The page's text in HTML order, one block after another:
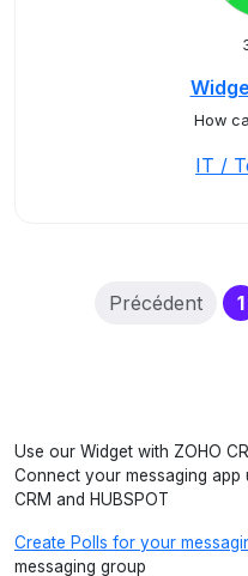
How
IT /
Précédent 1
Use our Widget with ZOHO
Connect your messaging app
CRM and HUBSPOT
Create Polls for your
messaging group